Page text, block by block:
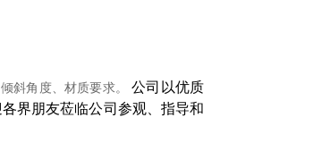
斜角度、材质要求。
公司以优质
界朋友莅临公司参观、指导和